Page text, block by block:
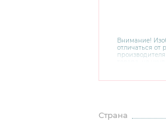
Внимание!
отличаться от
Страна